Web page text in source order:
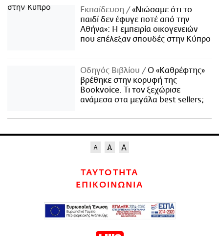
Εκπαίδευση
«Νιώσαμε ότι το
παιδί δεν έφυγε ποτέ από την
Αθήνα»: Η εμπειρία οικογενειών
που επέλεξαν σπουδές στην Κύπρο
Οδηγός Βιβλίου
Ο «Καθρέφτης»
βρέθηκε στην κορυφή της
Bookvoice. Τι τον ξεχώρισε
ανάμεσα στα μεγάλα best sellers;
ΤΑΥΤΟΤΗΤΑ
ΕΠΙΚΟΙΝΩΝΙΑ